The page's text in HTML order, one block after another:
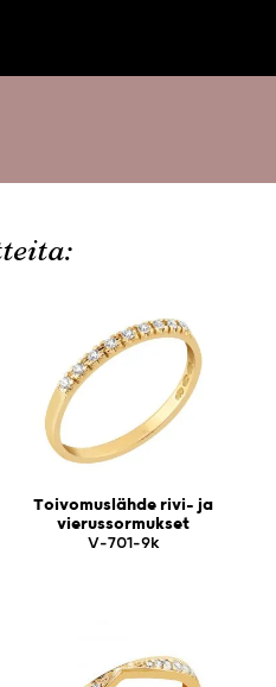
Toivomuslähde rivi- ja
vierussormukset
V-701-9k